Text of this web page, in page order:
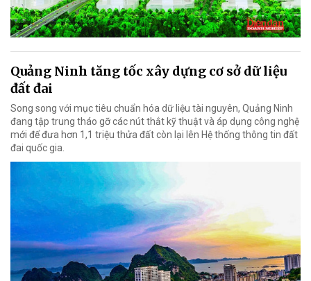
Quảng Ninh tăng tốc xây dựng cơ sở dữ liệu
đất đai
Song song với mục tiêu chuẩn hóa dữ liệu tài nguyên, Quảng Ninh
đang tập trung tháo gỡ các nút thắt kỹ thuật và áp dụng công nghệ
mới để đưa hơn 1,1 triệu thửa đất còn lại lên Hệ thống thông tin đất
đai quốc gia.